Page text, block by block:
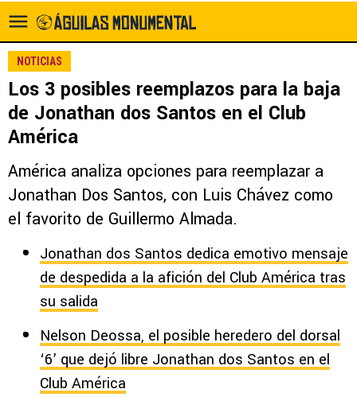
NOTICIAS
Los 3 posibles reemplazos para la baja
de Jonathan dos Santos en el Club
América
América analiza opciones para reemplazar a
Jonathan Dos Santos, con Luis Chávez como
el favorito de Guillermo Almada.
Jonathan dos Santos dedica emotivo mensaje
de despedida a la afición del Club América tras
su salida
Nelson Deossa, el posible heredero del dorsal
‘6’ que dejó libre Jonathan dos Santos en el
Club América